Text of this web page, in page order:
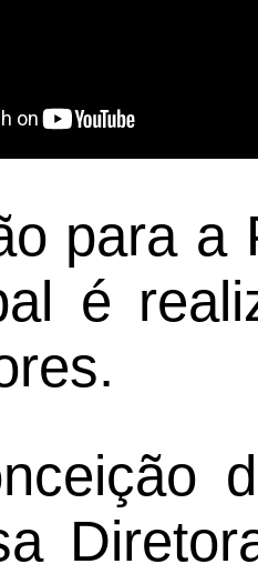
para a
é